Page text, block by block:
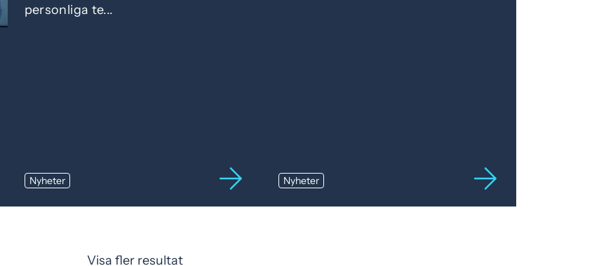
personliga te...
Nyheter Nyheter
Visa fler resultat